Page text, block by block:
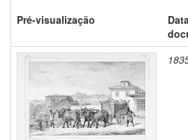
Pré-visualização